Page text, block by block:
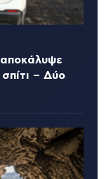
αποκάλυψε
– Δύο